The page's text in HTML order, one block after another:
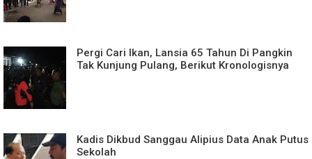
Pergi Cari Ikan, Lansia 65 Tahun Di Pangkin
Tak Kunjung Pulang, Berikut Kronologisnya
Kadis Dikbud Sanggau Alipius Data Anak Putus
Sekolah